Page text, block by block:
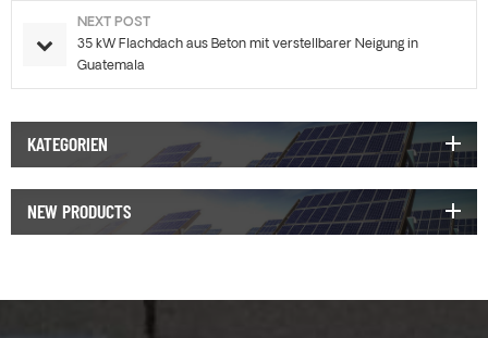
NEXT POST
35 kW Flachdach aus Beton mit verstellbarer Neigung in
Guatemala
KATEGORIEN
NEW PRODUCTS